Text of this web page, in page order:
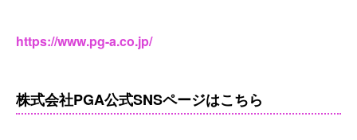
https://www.pg-a.co.jp/
株式会社PGA公式SNSページはこちら